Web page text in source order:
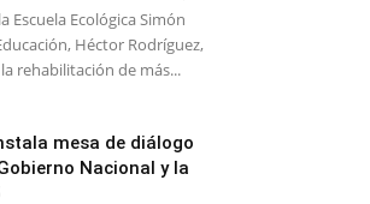
Ecológica Simón
Héctor Rodríguez,
rehabilitación de más...
mesa de diálogo
Nacional y la